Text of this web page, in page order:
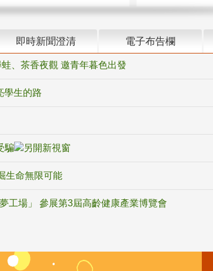
即時新聞澄清 電子布告欄
、茶香夜觀 邀青年暮色出發
學生的路
騙
生命無限可能
工場」 參展第3屆高齡健康產業博覽會